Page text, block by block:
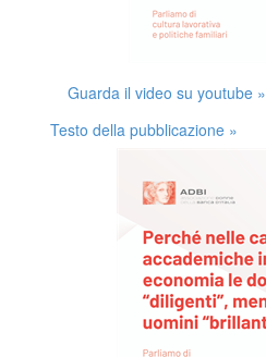
Guarda il video su youtube »
Testo della pubblicazione »